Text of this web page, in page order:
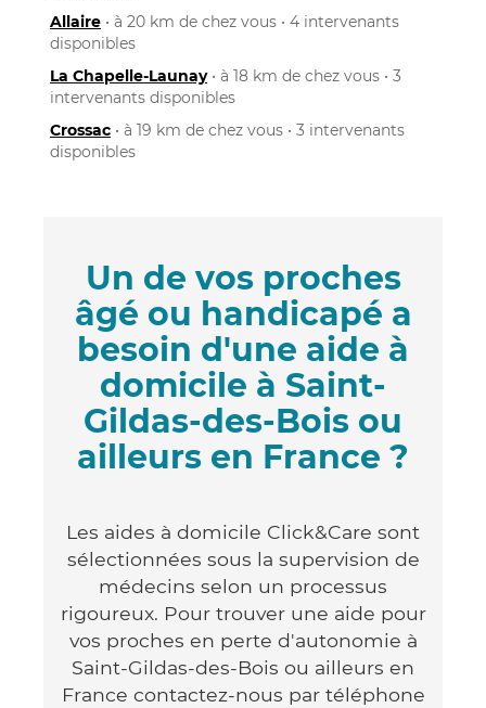
Allaire • à 20 km de chez vous • 4 intervenants
disponibles
La Chapelle-Launay• à 18 km de chez vous • 3
intervenants disponibles
Crossac • à 19 km de chez vous • 3 intervenants
disponibles
Un de vos proches
âgé ou handicapé a
besoin d'une aide à
domicile à Saint-
Gildas-des-Bois ou
ailleurs en France ?
Les aides à domicile Click&Care sont
sélectionnées sous la supervision de
médecins selon un processus
rigoureux. Pour trouver une aide pour
vos proches en perte d'autonomie à
Saint-Gildas-des-Bois ou ailleurs en
France contactez-nous par téléphone